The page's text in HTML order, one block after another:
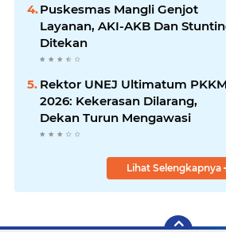
Puskesmas Mangli Genjot
Layanan, AKI-AKB Dan
Ditekan
Rektor UNEJ Ultimatum
2026: Kekerasan Dilarang,
Dekan Turun Mengawasi
Lihat Selengkapnya